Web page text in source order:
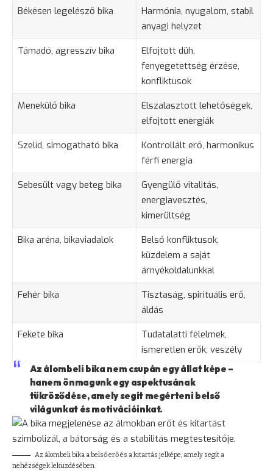
Békésen legelésző bika
Harmónia, nyugalom, stabil
anyagi helyzet
Támadó, agresszív bika
Elfojtott düh,
fenyegetettség érzése,
konfliktusok
Menekülő bika
Elszalasztott lehetőségek,
elfojtott energiák
Szelíd, simogatható bika
Kontrollált erő, harmonikus
férfi energia
Sebesült vagy beteg bika Gyengülő vitalitás,
energiavesztés,
kimerültség
Bika aréna, bikaviadalok
Belső konfliktusok,
küzdelem a saját
árnyékoldalunkkal
Fehér bika
Tisztaság, spirituális erő,
áldás
Fekete bika
Tudatalatti félelmek,
ismeretlen erők, veszély
Az álombeli bika nem csupán egy állat képe –
hanem önmagunk egy aspektusának
tükröződése, amely segít megérteni belső
világunkat és motivációinkat.
Az álombeli bika a belső erő és a kitartás jelképe, amely segít a
nehézségek leküzdésében.